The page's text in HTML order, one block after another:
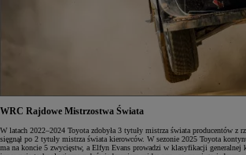
WRC Rajdowe Mistrzostwa Świata
W latach 2022–2024 Toyota zdobyła 3 tytuły mistrza świata producentów z
sięgnął po 2 tytuły mistrza świata kierowców. W sezonie 2025 Toyota
ma na koncie 5 zwycięstw, a Elfyn Evans prowadzi w klasyfikacji generalnej